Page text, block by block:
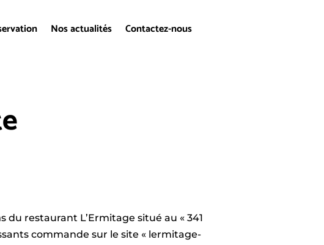
Nos actualités Contactez-nous
restaurant L’Ermitage situé au « 341
commande sur le site « lermitage-